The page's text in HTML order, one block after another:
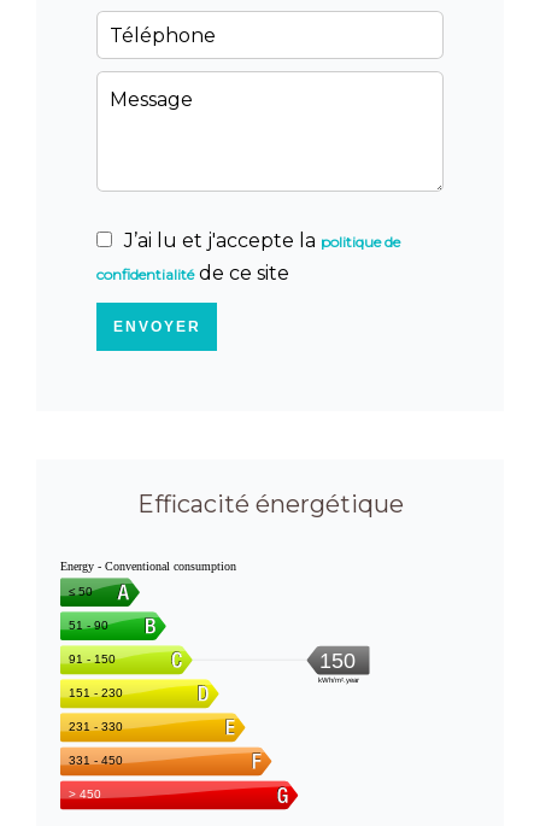
J’ai lu et j'accepte la politique de
confidentialitéde ce site
ENVOYER
Efficacité énergétique